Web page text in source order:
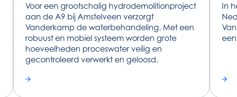
Voor een grootschalig hydrodemolitionproject
aan de A9 bij Amstelveen verzorgt
Vanderkamp de waterbehandeling. Met een
robuust en mobiel systeem worden grote
hoeveelheden proceswater veilig en
gecontroleerd verwerkt en geloosd.
In